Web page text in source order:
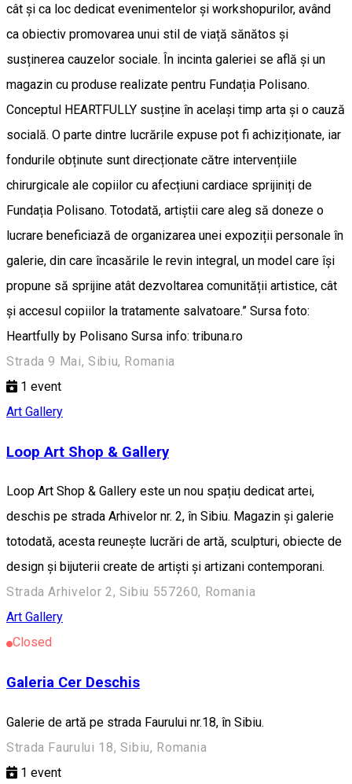
cât și ca loc dedicat evenimentelor și workshopurilor, având
ca obiectiv promovarea unui stil de viață sănătos și
susținerea cauzelor sociale. În incinta galeriei se află și un
magazin cu produse realizate pentru Fundația Polisano.
Conceptul HEARTFULLY susține în același timp arta și o cauză
socială. O parte dintre lucrările expuse pot fi achiziționate, iar
fondurile obținute sunt direcționate către intervențiile
chirurgicale ale copiilor cu afecțiuni cardiace sprijiniți de
Fundația Polisano. Totodată, artiștii care aleg să doneze o
lucrare beneficiază de organizarea unei expoziții personale în
galerie, din care încasările le revin integral, un model care își
propune să sprijine atât dezvoltarea comunității artistice, cât
și accesul copiilor la tratamente salvatoare.” Sursa foto:
Heartfully by Polisano Sursa info: tribuna.ro
Strada 9 Mai, Sibiu, Romania
1 event
Art Gallery
Loop Art Shop & Gallery
Loop Art Shop & Gallery este un nou spațiu dedicat artei,
deschis pe strada Arhivelor nr. 2, în Sibiu. Magazin și galerie
totodată, acesta reunește lucrări de artă, sculpturi, obiecte de
design și bijuterii create de artiști și artizani contemporani.
Strada Arhivelor 2, Sibiu 557260, Romania
Art Gallery
Closed
Galeria Cer Deschis
Galerie de artă pe strada Faurului nr.18, în Sibiu.
Strada Faurului 18, Sibiu, Romania
1 event